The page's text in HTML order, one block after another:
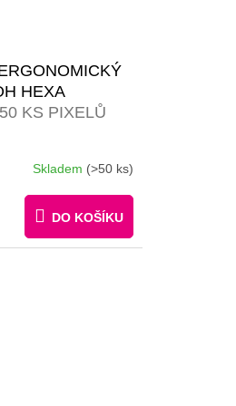
HEXA
KS PIXELŮ
Skladem (>50 ks)
DO KOŠÍKU